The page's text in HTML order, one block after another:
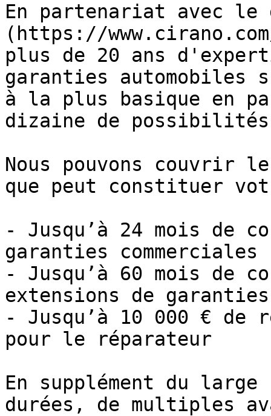
En partenariat avec le
(https://
plus de 20 ans
garanties automobiles
à la plus basique en
dizaine de
Nous pouvons couvrir
que peut constituer
- Jusqu’à 24 mois de
garanties commerciales
- Jusqu’à 60 mois de
extensions de garanties
- Jusqu’à 10 000 € de
pour le réparateur
En supplément du
durées, de multiples